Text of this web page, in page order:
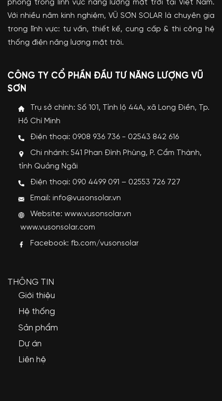
phong trong lĩnh vực năng lượng mặt trời tại Việt Nam.
Với nhiều năm kinh nghiệm, VŨ SƠN SOLAR là chuyên gia
trong lĩnh vực: tư vấn, thiết kế, cung cấp & thi công hệ
thống điện năng lượng mặt trời.
CÔNG TY CỔ PHẦN ĐẦU TƯ NĂNG LƯỢNG VŨ
SƠN
Trụ sở chính: Số 101, Tỉnh lộ 44A, xã Long Điền, Tp.
Hồ Chí Minh
Điện thoại: 0908 936 736 - 02543 842 616
Chi nhánh: 541 Phan Đình Phùng, P. Cẩm Thành,
tỉnh Quảng Ngãi
Điện thoại: 090 4499 091 – 02553 726 727
Email: info@vusonsolar.vn
Website:www.vusonsolar.vn
www.vusonsolar.com
Facebook: fb.com/vusonsolar
THÔNG TIN
Giới thiệu
Hệ thống
Sản phẩm
Dự án
Liên hệ